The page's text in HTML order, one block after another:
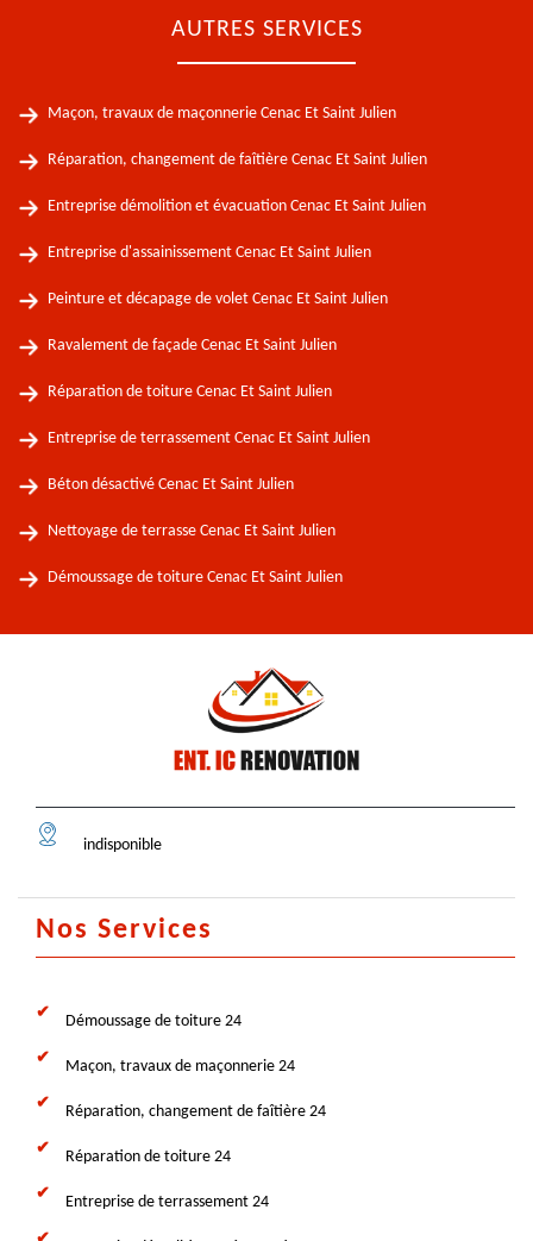
AUTRES SERVICES
Maçon, travaux de maçonnerie Cenac Et Saint Julien
Réparation, changement de faîtière Cenac Et Saint Julien
Entreprise démolition et évacuation Cenac Et Saint Julien
Entreprise d'assainissement Cenac Et Saint Julien
Peinture et décapage de volet Cenac Et Saint Julien
Ravalement de façade Cenac Et Saint Julien
Réparation de toiture Cenac Et Saint Julien
Entreprise de terrassement Cenac Et Saint Julien
Béton désactivé Cenac Et Saint Julien
Nettoyage de terrasse Cenac Et Saint Julien
Démoussage de toiture Cenac Et Saint Julien
indisponible
Nos Services
Démoussage de toiture 24
Maçon, travaux de maçonnerie 24
Réparation, changement de faîtière 24
Réparation de toiture 24
Entreprise de terrassement 24